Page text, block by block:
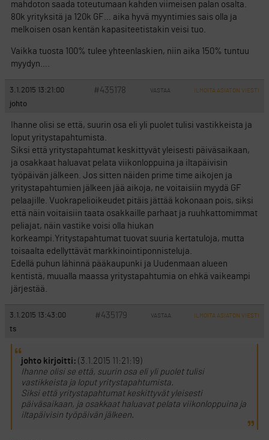
mahdoton saada toteutumaan kahden viimeisen palan osalta.
80k yrityksitä ja 120k GF… aika hyvä myyntimies sais olla ja
melkoisen osan kentän kapasiteetistakin veisi tuo.
Vaikka tuosta 100% tulee yhteenlaskien, niin aika 150% tuntuu
myydyn….
3.1.2015 13:21:00 #435178 VASTAA ILMOITA ASIATON VIESTI
johto
Ihanne olisi se että, suurin osa eli yli puolet tulisi vastikkeista ja
loput yritystapahtumista.
Siksi että yritystapahtumat keskittyvät yleisesti päiväsaikaan,
ja osakkaat haluavat pelata viikonloppuina ja iltapäivisin
työpäivän jälkeen. Jos sitten näiden prime time aikojen ja
yritystapahtumien jälkeen jää aikoja, ne voitaisiin myydä GF
pelaajille. Vuokrapelioikeudet pitäis jättää kokonaan pois, siksi
että näin voitaisiin taata osakkaille parhaat ja ruuhkattomimmat
peliajat, näin vastike voisi olla hiukan
korkeampi.Yritystapahtumat tuovat suuria kertatuloja, mutta
toisaalta edellyttävät markkinointiponnisteluja.
Edellä puhun lähinnä pääkaupunki ja Uudenmaan alueen
kentistä, muualla maassa yritystapahtumia on ehkä vaikeampi
järjestää.
3.1.2015 13:43:00 #435179 VASTAA ILMOITA ASIATON VIESTI
ts
johto kirjoitti: (3.1.2015 11:21:19)
Ihanne olisi se että, suurin osa eli yli puolet tulisi
vastikkeista ja loput yritystapahtumista.
Siksi että yritystapahtumat keskittyvät yleisesti
päiväsaikaan, ja osakkaat haluavat pelata viikonloppuina ja
iltapäivisin työpäivän jälkeen.